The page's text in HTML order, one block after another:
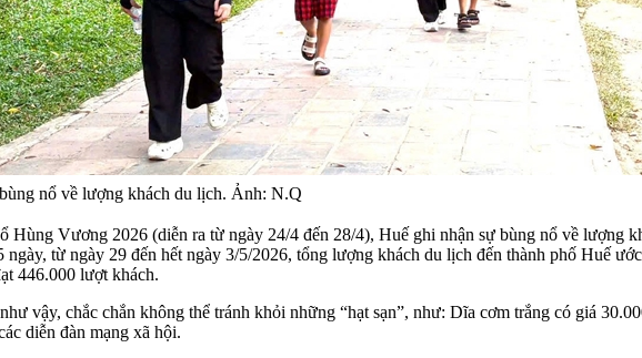
nổ về lượng khách du lịch. Ảnh: N.Q
Vương 2026 (diễn ra từ ngày 24/4 đến 28/4), Huế ghi nhận sự bùng nổ về lượng
từ ngày 29 đến hết ngày 3/5/2026, tổng lượng khách du lịch đến thành phố Huế
446.000 lượt khách.
vậy, chắc chắn không thể tránh khỏi những “hạt sạn”, như: Dĩa cơm trắng có giá
diễn đàn mạng xã hội.